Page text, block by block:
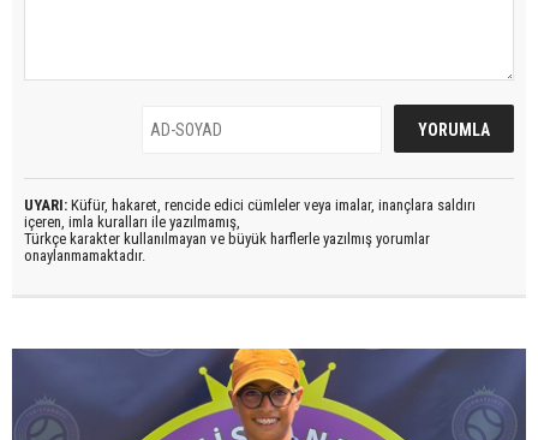
UYARI: Küfür, hakaret, rencide edici cümleler veya imalar, inançlara saldırı
içeren, imla kuralları ile yazılmamış,
Türkçe karakter kullanılmayan ve büyük harflerle yazılmış yorumlar
onaylanmamaktadır.